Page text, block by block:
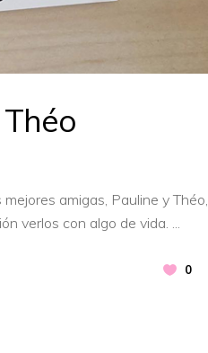
amigas, Pauline y Théo,
verlos con algo de vida.
0